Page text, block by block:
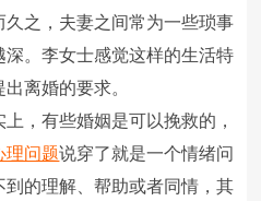
之，夫妻之间常为一些琐事
。李女士感觉这样的生活特
离婚的要求。
，有些婚姻是可以挽救的，
理问题说穿了就是一个情绪问
的理解、帮助或者同情，其